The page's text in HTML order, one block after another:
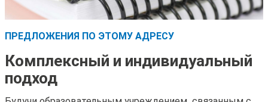
ПРЕДЛОЖЕНИЯ ПО ЭТОМУ АДРЕСУ
Комплексный и индивидуальный
подход